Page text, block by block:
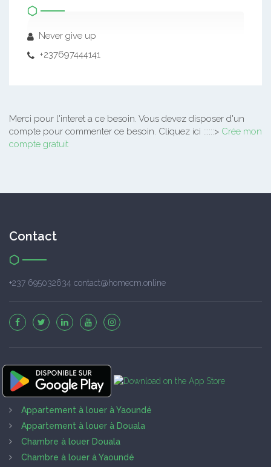
Never give up
+237697444141
Merci pour l'interet a ce besoin. Vous devez disposer d'un
compte pour commenter ce besoin. Cliquez ici ::::::> Crée mon
compte gratuit
Contact
+237 695032634 contact@homecm.online
Appartement à louer à Yaoundé
Appartement à louer à Douala
Chambre à louer Douala
Chambre à louer à Yaoundé